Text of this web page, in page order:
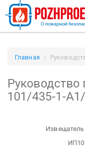
Главная
101/435-1-